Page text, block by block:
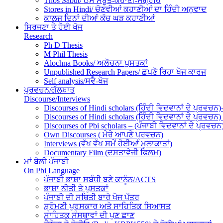
Stores in Hindi/ ਚੋਣਵੀਆਂ ਕਹਾਣੀਆਂ ਦਾ ਹਿੰਦੀ ਅਨੁਵਾਦ
ਕਾਲਜ ਦਿਨਾਂ ਦੀਆਂ ਕੱਚ ਘੜ ਕਹਾਣੀਆਂ
ਸਿਰਜਣਾ ਤੇ ਹੋਈ ਖੋਜ
Research
Ph D Thesis
M Phil Thesis
Alochna Books/ ਅਲੋਚਨਾ ਪੁਸਤਕਾਂ
Unpublished Research Papers/ ਛਪਣੋ ਰਿਹਾ ਖੋਜ ਕਾਰਜ
Self analysis/ਸਵੈ-ਖੋਜ
ਪ੍ਰਵਚਨ/ਗੱਲਬਾਤ
Discourse/Interviews
Discourses of Hindi scholars (ਹਿੰਦੀ ਵਿਦਵਾਨਾਂ ਦੇ
Discourses of Hindi scholars (ਹਿੰਦੀ ਵਿਦਵਾਨਾਂ ਦੇ ਪ੍ਰਵਚਨ)
Discourses of Pbi scholars – (ਪੰਜਾਬੀ ਵਿਦਵਾਨਾਂ ਦੇ
Own Discourses ( ਮੇਰੇ ਆਪਣੇ ਪ੍ਰਵਚਨ)
Interviews (ਵੱਖ ਵੱਖ ਸਮੇਂ ਹੋਈਆਂ ਮੁਲਾਕਾਤਾਂ)
Documentary Film (ਦਸਤਾਵੇਜੀ ਫਿਲਮ)
ਮਾਂ ਬੋਲੀ ਪੰਜਾਬੀ
On Pbi Language
ਪੰਜਾਬੀ ਭਾਸ਼ਾ ਸਬੰਧੀ ਬਣੇ ਕਾਨੂੰਨ/ACTS
ਭਾਸ਼ਾ ਨੀਤੀ ਤੇ ਪੁਸਤਕਾਂ
ਪੰਜਾਬੀ ਦੀ ਸਥਿਤੀ ਬਾਰੇ ਖੋਜ ਪੱਤਰ
ਸ਼੍ਰੋਮਣੀ ਪੁਰਸਕਾਰ ਅਤੇ ਸਾਹਿਤਿਕ ਸਿਆਸਤ
ਸਾਹਿਤਕ ਸੰਸਥਾਵਾਂ ਦੀ ਪੁਣ ਛਾਣ